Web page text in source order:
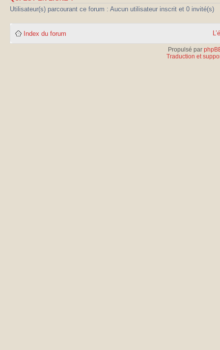
Utilisateur(s) parcourant ce forum : Aucun utilisateur inscrit et 0 invité(s)
Index du forum
Propulsé par
Traduction et